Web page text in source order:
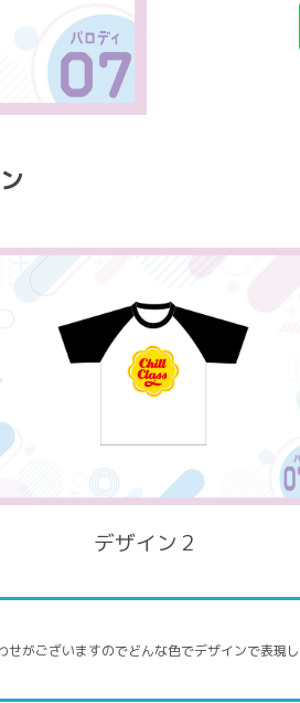
デザイン２
がございますのでどんな色でデザインで表現